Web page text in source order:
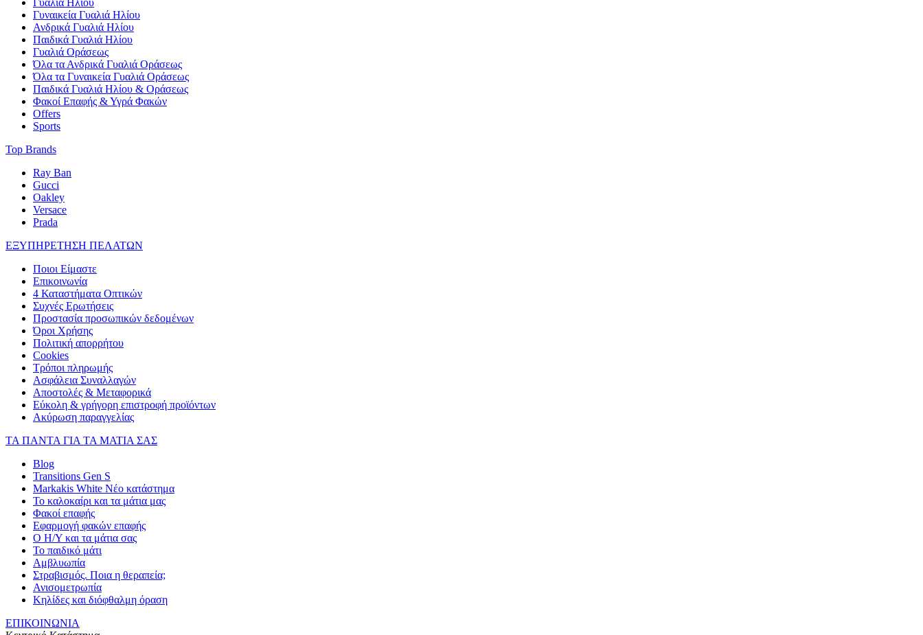
Γυαλιά Ηλίου
Γυναικεία Γυαλιά Ηλίου
Ανδρικά Γυαλιά Ηλίου
Παιδικά Γυαλιά Ηλίου
Γυαλιά Οράσεως
Όλα τα Ανδρικά Γυαλιά Οράσεως
Όλα τα Γυναικεία Γυαλιά Οράσεως
Παιδικά Γυαλιά Ηλίου & Οράσεως
Φακοί Επαφής & Υγρά Φακών
Offers
Sports
Top Brands
Ray Ban
Gucci
Oakley
Versace
Prada
ΕΞΥΠΗΡΕΤΗΣΗ ΠΕΛΑΤΩΝ
Ποιοι Είμαστε
Επικοινωνία
4 Καταστήματα Οπτικών
Συχνές Ερωτήσεις
Προστασία προσωπικών δεδομένων
Όροι Χρήσης
Πολιτική απορρήτου
Cookies
Τρόποι πληρωμής
Ασφάλεια Συναλλαγών
Αποστολές & Μεταφορικά
Εύκολη & γρήγορη επιστροφή προϊόντων
Ακύρωση παραγγελίας
ΤΑ ΠΑΝΤΑ ΓΙΑ ΤΑ ΜΑΤΙΑ ΣΑΣ
Blog
Transitions Gen S
Markakis White Νέο κατάστημα
Το καλοκαίρι και τα μάτια μας
Φακοί επαφής
Εφαρμογή φακών επαφής
Ο Η/Υ και τα μάτια σας
Το παιδικό μάτι
Αμβλυωπία
Στραβισμός. Ποια η θεραπεία;
Ανισομετρωπία
Κηλίδες και διόφθαλμη όραση
ΕΠΙΚΟΙΝΩΝΙΑ